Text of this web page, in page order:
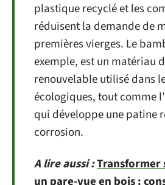
plastique recyclé et les
réduisent la demande de
premières vierges. Le
exemple, est un matériau
renouvelable utilisé dans
écologiques, tout comme
qui développe une patine
corrosion.
A lire aussi :Transformer
un pare-vue en bois :